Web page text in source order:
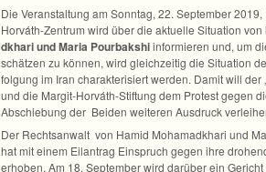
Die Ver­an­stal­tung am Sonn­tag, 22. Sep­tem­ber 2019,
Horváth-Zentrum wird über die aktu­elle Situa­tion von
dkhari und Maria Pour­bak­shiinfor­mie­ren und, um
schät­zen zu kön­nen, wird gleich­zei­tig die Situa­tion
fol­gung im Iran cha­rak­te­ri­siert wer­den. Damit will der
und die Margit-Horváth-Stiftung dem Pro­test gegen
Abschie­bung der Bei­den wei­te­ren Aus­druck
Der Rechts­an­walt von Hamid Moha­ma­dkhari und
hat mit einem Eil­an­trag Ein­spruch gegen ihre
erho­ben. Am 18. Sep­tem­ber wird dar­über ein